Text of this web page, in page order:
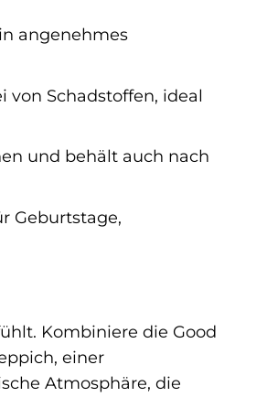
angenehmes
Schadstoffen, ideal
und behält auch nach
Geburtstage,
Kombiniere die Good
einer
Atmosphäre, die